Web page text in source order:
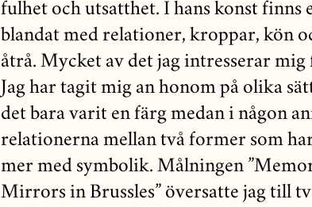
fulhet och utsatthet. I hans konst
blandat med relationer, kroppar, kön
åtrå. Mycket av det jag intresserar
Jag har tagit mig an honom på olika
det bara varit en färg medan i någon
relationerna mellan två former som
mer med symbolik. Målningen
Mirrors in Brussles” översatte jag till